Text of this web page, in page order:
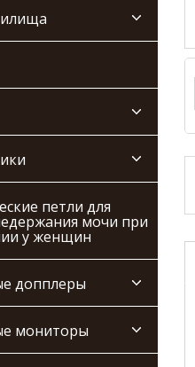
петли для
мочи при
у женщин
допплеры
мониторы